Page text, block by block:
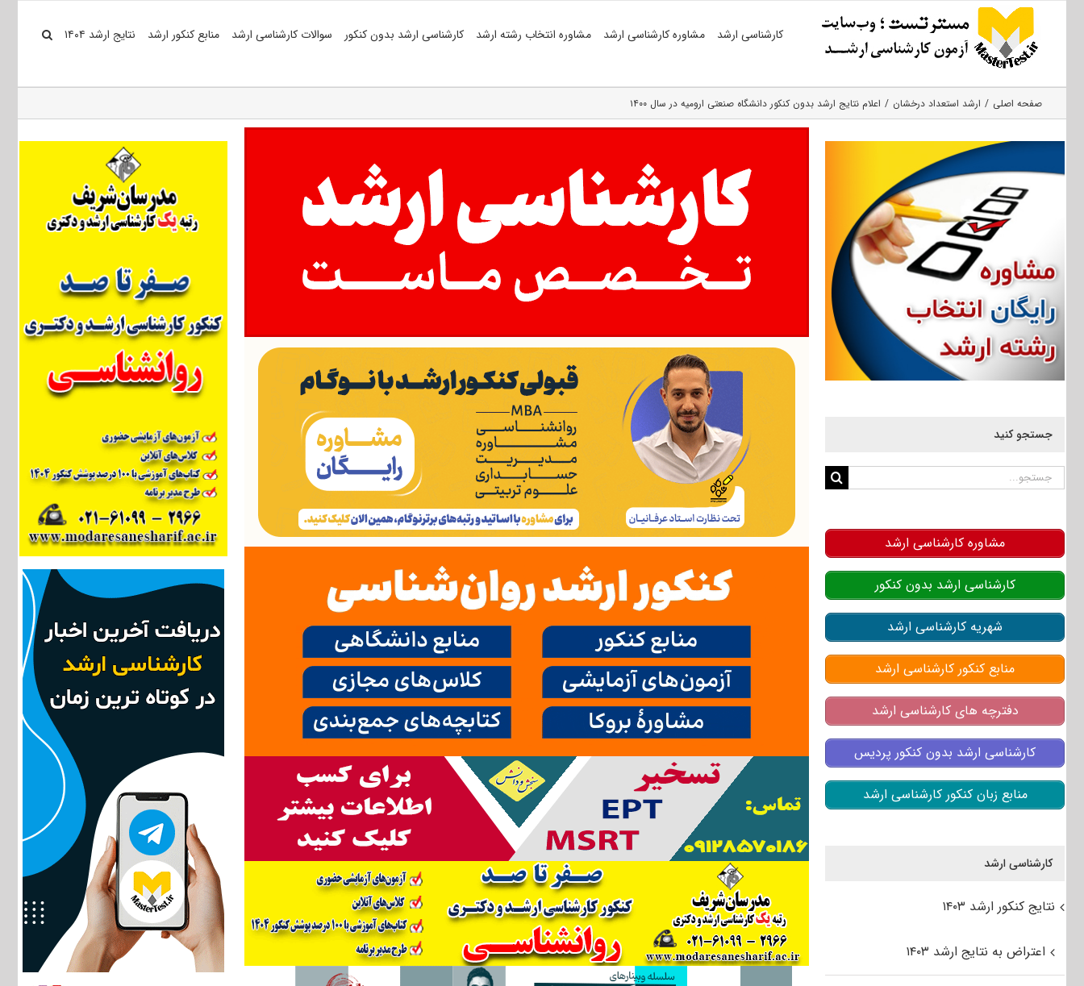
کارشناسی ارشد مشاوره کارشناسی ارشد مشاوره انتخاب رشته ارشد کارشناسی ارشد بدون کنکور سوالات کارشناسی ارشد منابع کنکور ارشد نتایج ارشد ۱۴۰۴
صفحه اصلی ارشد استعداد درخشان اعلام نتایج ارشد بدون کنکور دانشگاه صنعتی ارومیه در سال ۱۴۰۰
جستجو کنید
جستجو
مشاوره کارشناسی ارشد
کارشناسی ارشد بدون کنکور
شهریه کارشناسی ارشد
منابع کنکور کارشناسی ارشد
دفترچه های کارشناسی ارشد
کارشناسی ارشد بدون کنکور پردیس
منابع زبان کنکور کارشناسی ارشد
کارشناسی ارشد
نتایج کنکور ارشد ۱۴۰۳
اعتراض به نتایج ارشد ۱۴۰۳